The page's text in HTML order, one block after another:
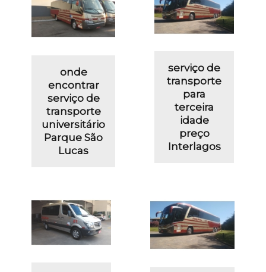
onde
encontrar
serviço de
transporte
universitário
Parque São
Lucas
serviço de
transporte
para
terceira
idade
preço
Interlagos